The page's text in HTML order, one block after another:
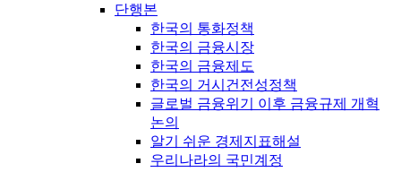
단행본
한국의 통화정책
한국의 금융시장
한국의 금융제도
한국의 거시건전성정책
글로벌 금융위기 이후 금융규제 개혁
논의
알기 쉬운 경제지표해설
우리나라의 국민계정